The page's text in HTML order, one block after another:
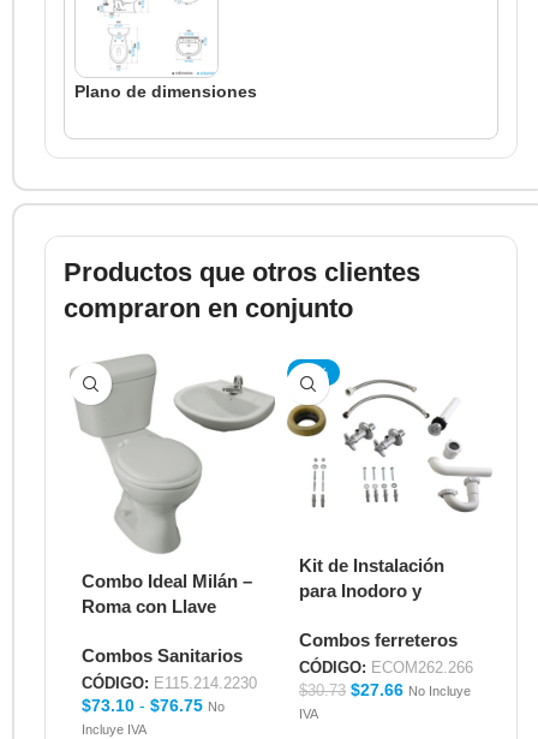
Plano de dimensiones
Productos que otros clientes
compraron en conjunto
Combo Ideal Milán –
Roma con Llave
Combos Sanitarios
CÓDIGO: E115.214.2230
$73.10 - $76.75 No
Incluye IVA
-10%
Kit de Instalación
para Inodoro y
ECOM262.266
Combos ferreteros
CÓDIGO: ECOM262.266
$30.73 $27.66 No Incluye
IVA